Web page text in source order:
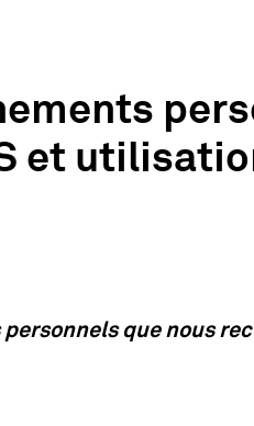
et
que nous